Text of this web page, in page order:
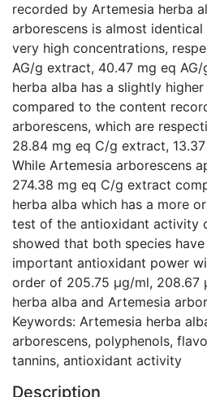
recorded by Artemesia herba
arborescens is almost
very high concentrations,
AG/g extract, 40.47 mg eq
herba alba has a slightly
compared to the content
arborescens, which are
28.84 mg eq C/g extract,
While Artemesia arborescens
274.38 mg eq C/g extract
herba alba which has a more
test of the antioxidant activity
showed that both species
important antioxidant power
order of 205.75 µg/ml, 208.67
herba alba and Artemesia
Keywords: Artemesia herba
arborescens, polyphenols,
tannins, antioxidant activity
Description